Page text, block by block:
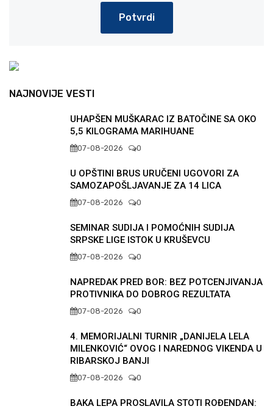
Potvrdi
NAJNOVIJE VESTI
UHAPŠEN MUŠKARAC IZ BATOČINE SA OKO
5,5 KILOGRAMA MARIHUANE
07-08-2026 0
U OPŠTINI BRUS URUČENI UGOVORI ZA
SAMOZAPOŠLJAVANJE ZA 14 LICA
07-08-2026 0
SEMINAR SUDIJA I POMOĆNIH SUDIJA
SRPSKE LIGE ISTOK U KRUŠEVCU
07-08-2026 0
NAPREDAK PRED BOR: BEZ POTCENJIVANJA
PROTIVNIKA DO DOBROG REZULTATA
07-08-2026 0
4. MEMORIJALNI TURNIR „DANIJELA LELA
MILENKOVIĆ“ OVOG I NAREDNOG VIKENDA U
RIBARSKOJ BANJI
07-08-2026 0
BAKA LEPA PROSLAVILA STOTI ROĐENDAN: